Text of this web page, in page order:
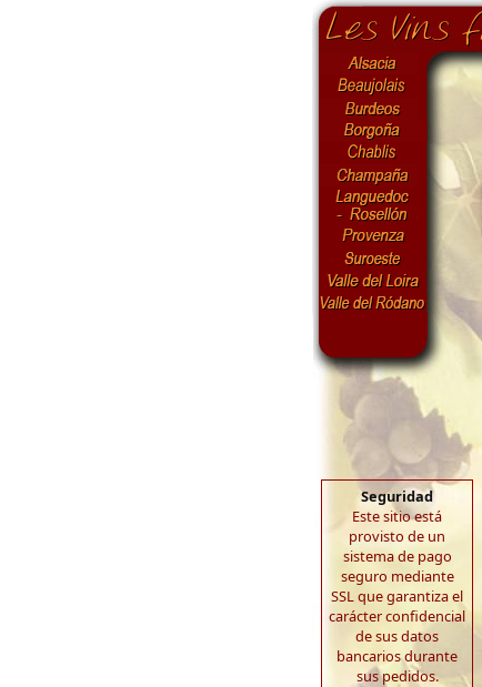
Seguridad
Este sitio está
provisto de un
sistema de pago
seguro mediante
SSL que garantiza el
carácter confidencial
de sus datos
bancarios durante
sus pedidos.